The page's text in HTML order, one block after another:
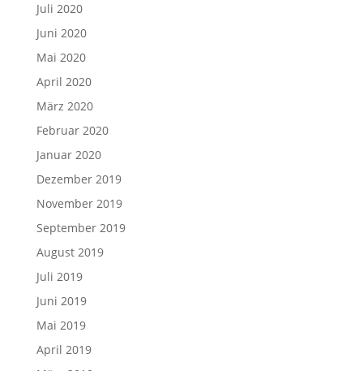
Juli 2020
Juni 2020
Mai 2020
April 2020
März 2020
Februar 2020
Januar 2020
Dezember 2019
November 2019
September 2019
August 2019
Juli 2019
Juni 2019
Mai 2019
April 2019